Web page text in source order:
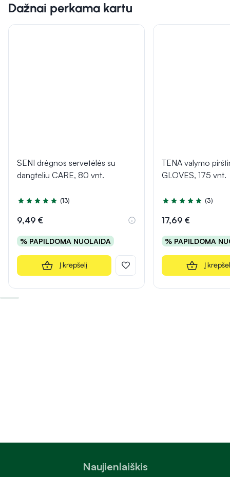
Dažnai perkama kartu
SENI drėgnos servetėlės su
dangteliu CARE, 80 vnt.
Įvertinimas 5.0 iš 5
(13)
9,49 €
% PAPILDOMA NUOLAIDA
Į krepšelį
TENA valymo
GLOVES, 175 vnt.
Įvertinimas 5.0 iš 5
(3)
17,69 €
% PAPILDOMA
Į
Naujienlaiškis